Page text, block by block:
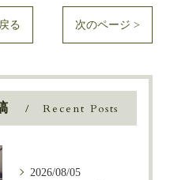
る 次のページ >
Recent Posts
2026/08/05